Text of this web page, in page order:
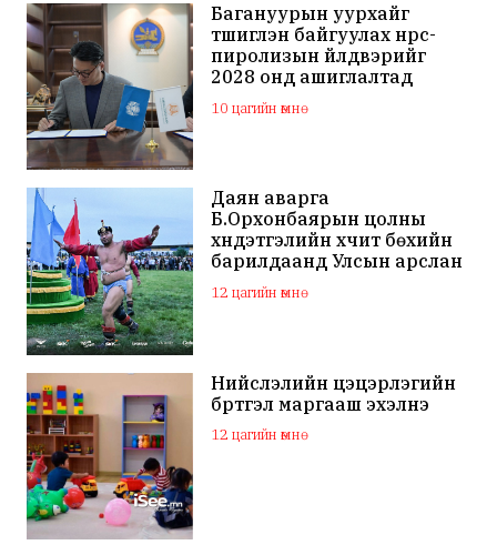
Багануурын уурхайг
түшиглэн байгуулах нүүрс-
пиролизын үйлдвэрийг
2028 онд ашиглалтад
оруулна
10 цагийн өмнө
Даян аварга
Б.Орхонбаярын цолны
хүндэтгэлийн хүчит бөхийн
барилдаанд Улсын арслан
Ц.Бямба-Отгон түрүүллээ
12 цагийн өмнө
Нийслэлийн цэцэрлэгийн
бүртгэл маргааш эхэлнэ
12 цагийн өмнө